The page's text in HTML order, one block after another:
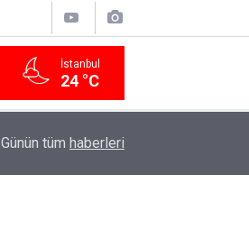
İstanbul
24 °C
Günün tüm haberleri